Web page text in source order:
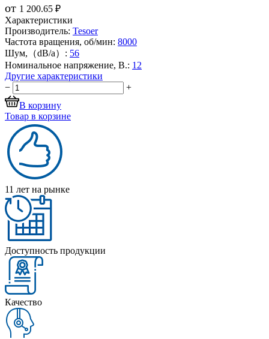
от 1 200.65 ₽
Характеристики
Производитель: Tesoer
Частота вращения, об/мин: 8000
Шум,（dB/a）: 56
Номинальное напряжение, В.: 12
Другие характеристики
−
+
В корзину
Товар в корзине
11 лет на рынке
Доступность продукции
Качество